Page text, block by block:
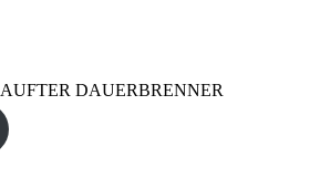
DAUERBRENNER